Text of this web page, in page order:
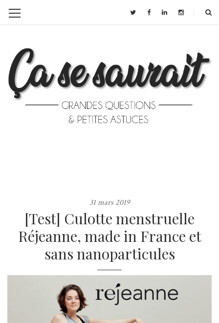
31 mars 2019
[Test] Culotte menstruelle
Réjeanne, made in France et
sans nanoparticules